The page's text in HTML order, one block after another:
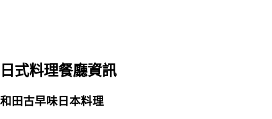
日式料理餐廳資訊
和田古早味日本料理